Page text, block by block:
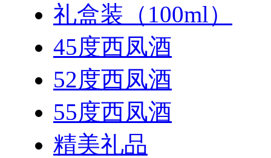
礼盒装（100ml）
45度西凤酒
52度西凤酒
55度西凤酒
精美礼品